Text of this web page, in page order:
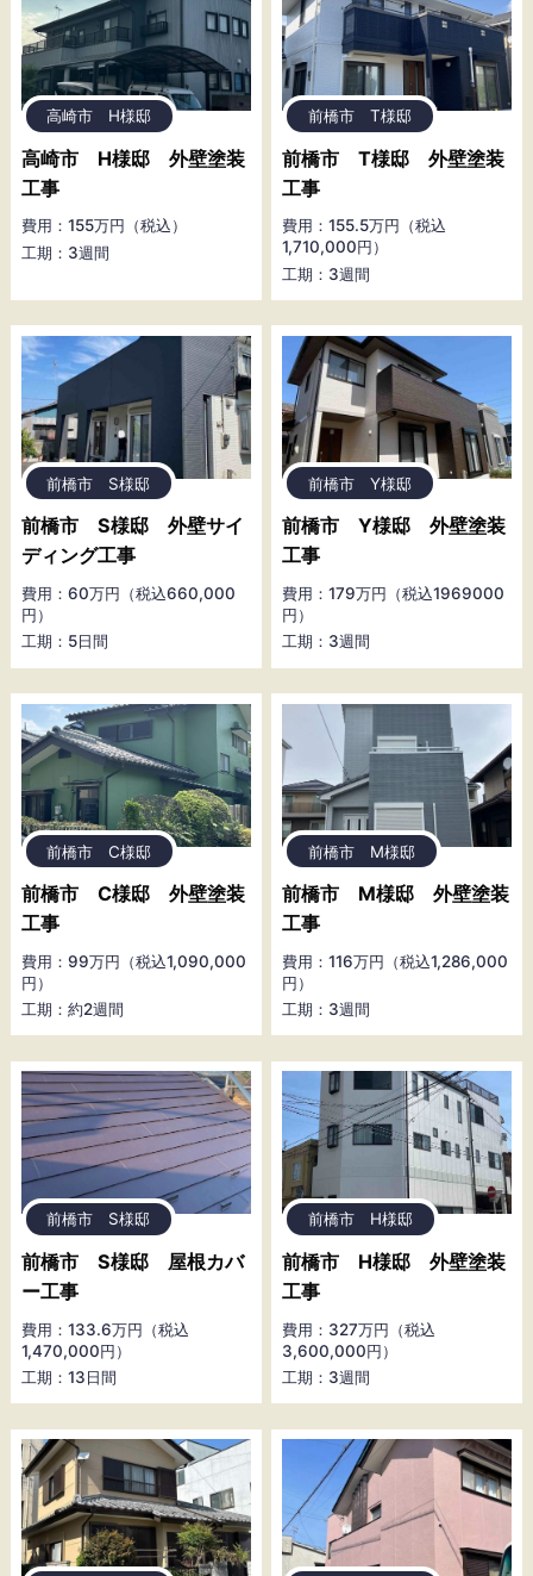
高崎市 H様邸
高崎市 H様邸 外壁塗装
工事
費用：155万円（税込）
工期：3週間
前橋市 T様邸
前橋市 T様邸 外壁塗装
工事
費用：155.5万円（税込
1,710,000円）
工期：3週間
前橋市 S様邸
前橋市 S様邸 外壁サイ
ディング工事
費用：60万円（税込660,000
円）
工期：5日間
前橋市 Y様邸
前橋市 Y様邸 外壁塗装
工事
費用：179万円（税込1969000
円）
工期：3週間
前橋市 C様邸
前橋市 C様邸 外壁塗装
工事
費用：99万円（税込1,090,000
円）
工期：約2週間
前橋市 M様邸
前橋市 M様邸 外壁塗装
工事
費用：116万円（税込1,286,000
円）
工期：3週間
前橋市 S様邸
前橋市 S様邸 屋根カバ
ー工事
費用：133.6万円（税込
1,470,000円）
工期：13日間
前橋市 H様邸
前橋市 H様邸 外壁塗装
工事
費用：327万円（税込
3,600,000円）
工期：3週間